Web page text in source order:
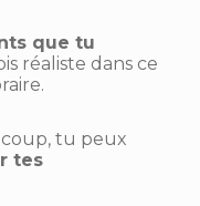
que tu
réaliste dans ce
tu peux
tes